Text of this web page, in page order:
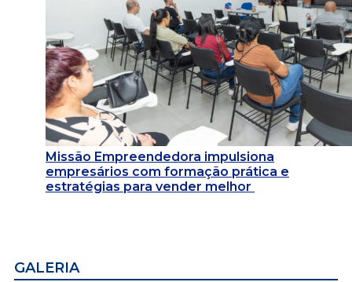
Missão Empreendedora impulsiona
empresários com formação prática e
estratégias para vender melhor
GALERIA